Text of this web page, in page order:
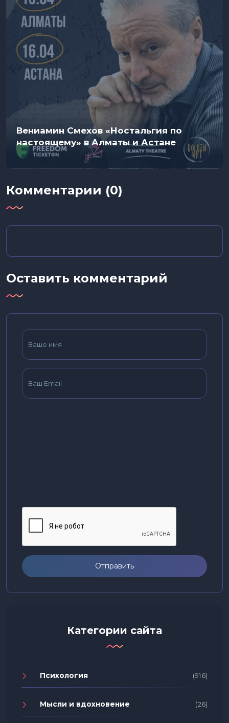
Вениамин Смехов «Ностальгия по
настоящему» в Алматы и Астане
Комментарии (0)
Оставить комментарий
Отправить
Категории сайта
Психология (916)
Мысли и вдохновение (26)